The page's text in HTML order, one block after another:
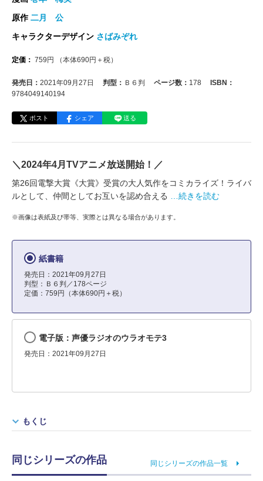
原作二月 公
キャラクターデザイン さばみぞれ
定価： 759 円 （本体690円＋税）
発売日： 2021年09月27日 判型： Ｂ６判 ページ数： 178
ISBN：
9784049140194
ポスト シェア 送る
＼2024年4月TVアニメ放送開始！／
第26回電撃大賞《大賞》受賞の大人気作をコミカライズ！ライバ
ルとして、仲間としてお互いを認め合える
…続きを読む
※画像は表紙及び帯等、実際とは異なる場合があります。
紙書籍
発売日：2021年09月27日
判型：Ｂ６判／178ページ
定価：759円（本体690円＋税）
電子版：声優ラジオのウラオモテ3
発売日：2021年09月27日
もくじ
同じシリーズの作品 同じシリーズの作品一覧